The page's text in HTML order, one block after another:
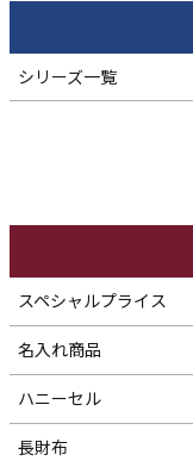
シリーズ一覧
スペシャルプライス
名入れ商品
ハニーセル
長財布